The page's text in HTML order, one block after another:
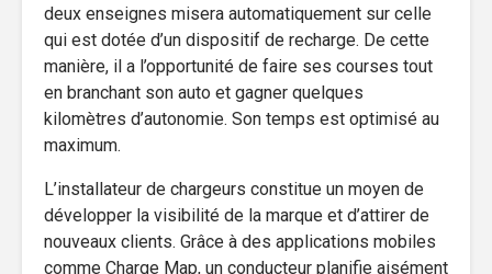
deux enseignes misera automatiquement sur celle
qui est dotée d’un dispositif de recharge. De cette
manière, il a l’opportunité de faire ses courses tout
en branchant son auto et gagner quelques
kilomètres d’autonomie. Son temps est optimisé au
maximum.
L’installateur de chargeurs constitue un moyen de
développer la visibilité de la marque et d’attirer de
nouveaux clients. Grâce à des applications mobiles
comme Charge Map, un conducteur planifie aisément